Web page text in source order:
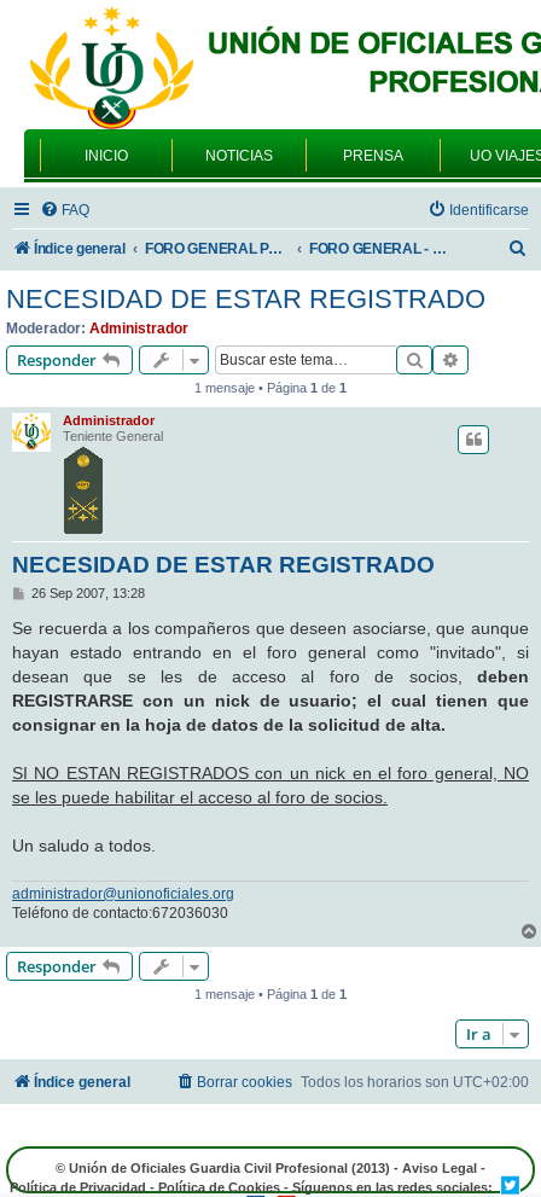
INICIO NOTICIAS PRENSA UO
FAQ Identificarse
Índice general FORO GENERAL PARA TODOS LOS USUARIOS FORO GENERAL - DUDAS O PROBLEMAS PARA ASOCIARSE
r
NECESIDAD DE ESTAR REGISTRADO
Moderador: Administrador
Responder Buscar
1 mensaje • Página 1 de 1
Administrador
Teniente General
NECESIDAD DE ESTAR REGISTRADO
M
n
s
a
e
26 Sep 2007, 13:28
Se recuerda a los compañeros que deseen asociarse, que aunque
hayan estado entrando en el foro general como "invitado", si
desean que se les de acceso al foro de socios, deben
REGISTRARSE con un nick de usuario; el cual tienen que
consignar en la hoja de datos de la solicitud de alta.
SI NO ESTAN REGISTRADOS con un nick en el foro general, NO
se les puede habilitar el acceso al foro de socios.
Un saludo a todos.
administrador@unionoficiales.org
Teléfono de contacto:672036030
Responder
1 mensaje • Página 1 de 1
Ir a
Índice general Todos los horarios son UTC+02:00
Borrar cookies
© Unión de Oficiales Guardia Civil Profesional (2013) - Aviso Legal -
Política de Privacidad - Política de Cookies - Síguenos en las redes sociales: